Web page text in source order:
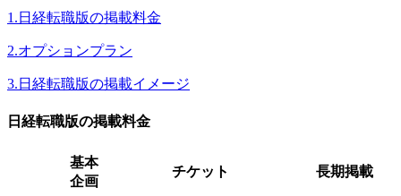
1.日経転職版の掲載料金
2.オプションプラン
3.日経転職版の掲載イメージ
日経転職版の掲載料金
基本
企画
チケット 長期掲載